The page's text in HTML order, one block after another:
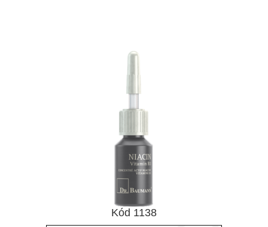
Kód 1138